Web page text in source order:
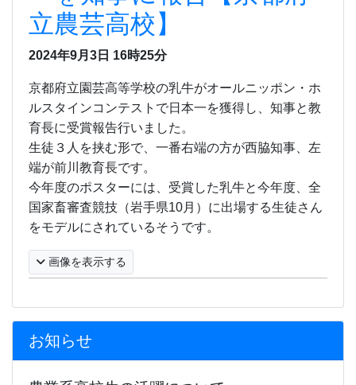
立農芸高校】
2024年9月3日 16時25分
京都府立園芸高等学校の乳牛がオールニッポン・ホ
ルスタインコンテストで日本一を獲得し、知事と教
育長に受賞報告行いました。
生徒３人を挟む形で、一番右端の方が西脇知事、左
端が前川教育長です。
今年度のポスターには、受賞した乳牛と今年度、全
国家畜審査競技（岩手県10月）に出場する生徒さん
をモデルにされているそうです。
画像を表示する
お知らせ